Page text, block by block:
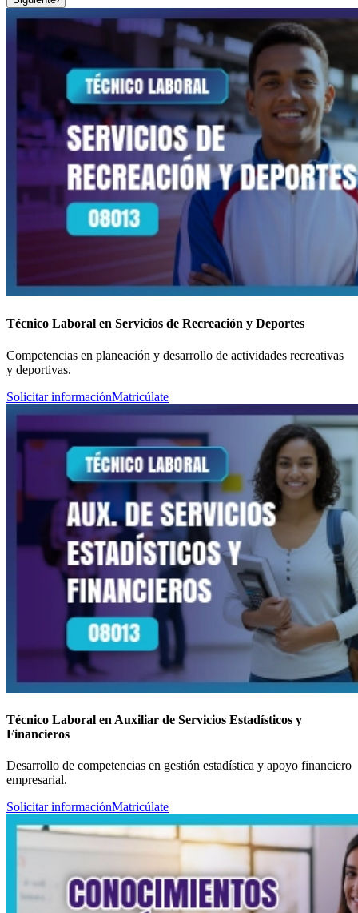
Técnico Laboral en Servicios de Recreación y Deportes
Competencias en planeación y desarrollo de actividades recreativas
y deportivas.
Solicitar informaciónMatricúlate
Técnico Laboral en Auxiliar de Servicios Estadísticos y
Financieros
Desarrollo de competencias en gestión estadística y apoyo financiero
empresarial.
Solicitar informaciónMatricúlate